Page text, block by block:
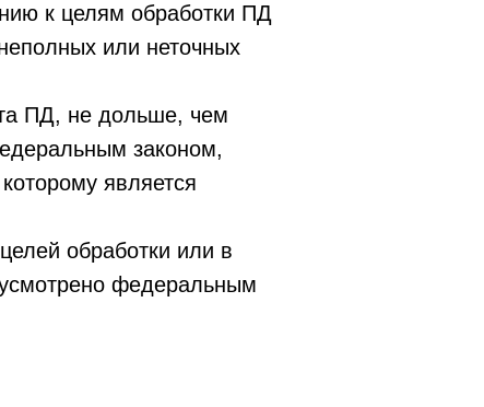
к целям обработки ПД
или неточных
ПД, не дольше, чем
законом,
является
обработки или в
федеральным